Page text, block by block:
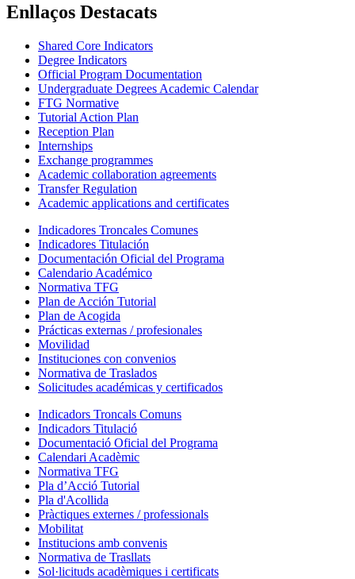
Enllaços Destacats
Shared Core Indicators
Degree Indicators
Official Program Documentation
Undergraduate Degrees Academic Calendar
FTG Normative
Tutorial Action Plan
Reception Plan
Internships
Exchange programmes
Academic collaboration agreements
Transfer Regulation
Academic applications and certificates
Indicadores Troncales Comunes
Indicadores Titulación
Documentación Oficial del Programa
Calendario Académico
Normativa TFG
Plan de Acción Tutorial
Plan de Acogida
Prácticas externas / profesionales
Movilidad
Instituciones con convenios
Normativa de Traslados
Solicitudes académicas y certificados
Indicadors Troncals Comuns
Indicadors Titulació
Documentació Oficial del Programa
Calendari Acadèmic
Normativa TFG
Pla d’Acció Tutorial
Pla d'Acollida
Pràctiques externes / professionals
Mobilitat
Institucions amb convenis
Normativa de Trasllats
Sol·licituds acadèmiques i certificats